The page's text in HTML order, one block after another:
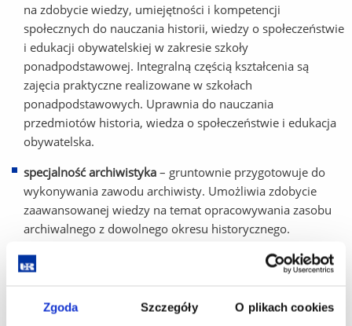
Zgoda Szczegóły O plikach cookies
na zdobycie wiedzy, umiejętności i kompetencji
społecznych do nauczania historii, wiedzy o społeczeństwie
i edukacji obywatelskiej w zakresie szkoły
ponadpodstawowej. Integralną częścią kształcenia są
zajęcia praktyczne realizowane w szkołach
ponadpodstawowych. Uprawnia do nauczania
przedmiotów historia, wiedza o społeczeństwie i edukacja
obywatelska.
specjalność archiwistyka – gruntownie przygotowuje do
wykonywania zawodu archiwisty. Umożliwia zdobycie
zaawansowanej wiedzy na temat opracowywania zasobu
archiwalnego z dowolnego okresu historycznego.
o zasobie historycznym (archiwa państwowe). Daje
pracy w archiwum państwowym oraz dowolnym